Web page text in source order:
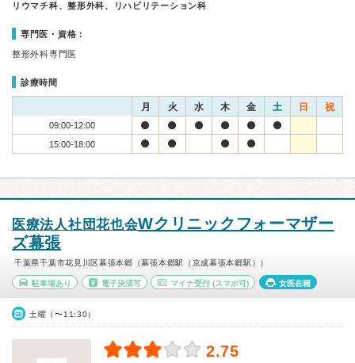
リウマチ科、整形外科、リハビリテーション科
専門医・資格：
整形外科専門医
診療時間
月 火 水 木 金 土 日 祝
09:00-12:00
15:00-18:00
医療法人社団花也会Wクリニックフォーマザー
ズ幕張
千葉県千葉市花見川区幕張本郷（幕張本郷駅（京成幕張本郷駅））
駐車場あり 電子決済可 マイナ受付 (スマホ可) 女医在籍
土曜（〜11:30）
2.75